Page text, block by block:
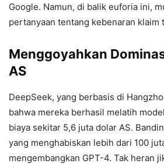
Google. Namun, di balik euforia ini,
pertanyaan tentang kebenaran klaim
Menggoyahkan
AS
DeepSeek, yang berbasis di
bahwa mereka berhasil melatih
biaya sekitar 5,6 juta dolar AS.
yang menghabiskan lebih dari 100
mengembangkan GPT-4. Tak heran